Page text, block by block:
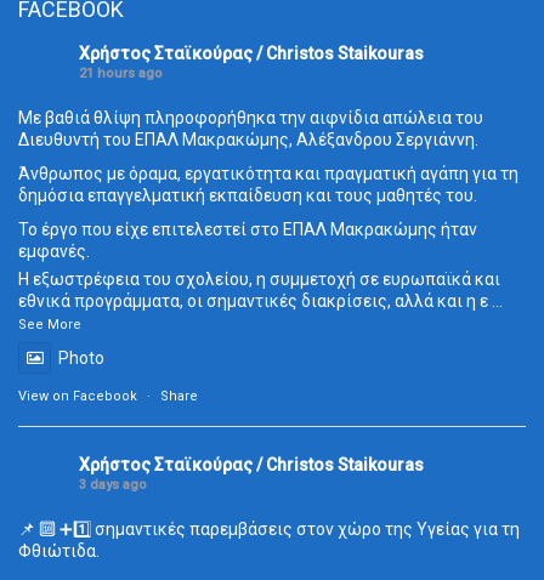
FACEBOOK
Χρήστος Σταϊκούρας / Christos Staikouras
21 hours ago
Με βαθιά θλίψη πληροφορήθηκα την αιφνίδια απώλεια του
Διευθυντή του ΕΠΑΛ Μακρακώμης, Αλέξανδρου Σεργιάννη.
Άνθρωπος με όραμα, εργατικότητα και πραγματική αγάπη για τη
δημόσια επαγγελματική εκπαίδευση και τους μαθητές του.
Το έργο που είχε επιτελεστεί στο ΕΠΑΛ Μακρακώμης ήταν
εμφανές.
Η εξωστρέφεια του σχολείου, η συμμετοχή σε ευρωπαϊκά και
εθνικά προγράμματα, οι σημαντικές διακρίσεις, αλλά και η ε...
See More
Photo
View on Facebook · Share
Χρήστος Σταϊκούρας / Christos Staikouras
3 days ago
📌 🔟 ➕1️⃣ σημαντικές παρεμβάσεις στον χώρο της Υγείας για τη
Φθιώτιδα.